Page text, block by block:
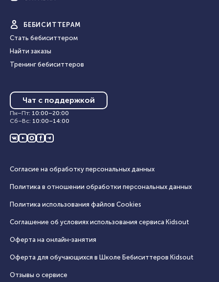
БЕБИ СИТТЕРАМ
Стать бебиситтером
Найти заказы
Тренинг бебиситтеров
Чат с поддержкой
Пн–Пт: 10:00–20:00
Сб–Вс: 10:00–14:00
Согласие на обработку персональных данных
Политика в отношении обработки персональных данных
Политика использования файлов Cookies
Соглашение об условиях использования сервиса Кidsout
Оферта на онлайн‑занятия
Оферта для обучающихся в Школе Бебиситтеров Kidsout
Отзывы о сервисе